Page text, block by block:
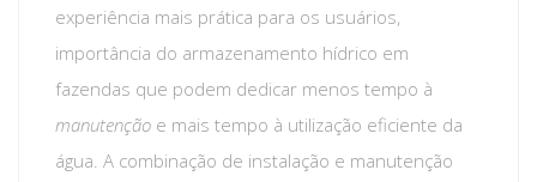
experiência mais prática para os usuários,
importância do armazenamento hídrico em
fazendas que podem dedicar menos tempo à
manutenção e mais tempo à utilização eficiente da
água. A combinação de instalação e manutenção